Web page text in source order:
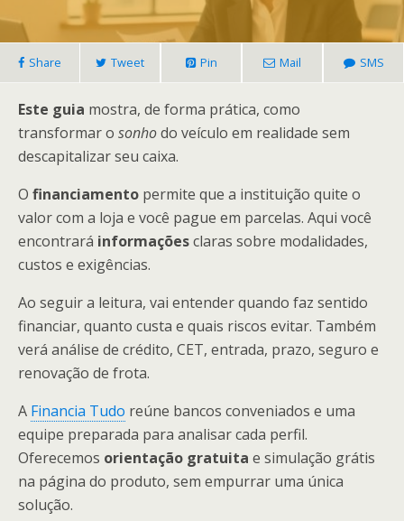
Share Tweet Pin Mail SMS
Este guia mostra, de forma prática, como
transformar o sonhodo veículo em realidade sem
descapitalizar seu caixa.
O financiamento permite que a instituição quite o
valor com a loja e você pague em parcelas. Aqui você
encontrará informaçõesclaras sobre modalidades,
custos e exigências.
Ao seguir a leitura, vai entender quando faz sentido
financiar, quanto custa e quais riscos evitar. Também
verá análise de crédito, CET, entrada, prazo, seguro e
renovação de frota.
A Financia Tudo reúne bancos conveniados e uma
equipe preparada para analisar cada perfil.
Oferecemos orientação gratuita e simulação grátis
na página do produto, sem empurrar uma única
solução.